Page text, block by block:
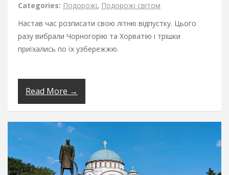
Categories: Подорожі, Подорожі світом
Настав час розписати свою літню відпустку. Цього
разу вибрали Чорногорію та Хорватію і трішки
приїхались по їх узбережжю.
Read More →